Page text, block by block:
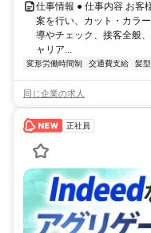
仕事情報 ● 仕事内容 お客
案を行い、カット・カラ
導やチェック、接客全般
ャリア...
変形労働時間制 交通費支給 髪
同じ企業の求人
正社員